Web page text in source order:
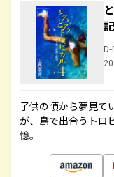
子供の頃から夢見て
が、島で出合うトロ
憶。